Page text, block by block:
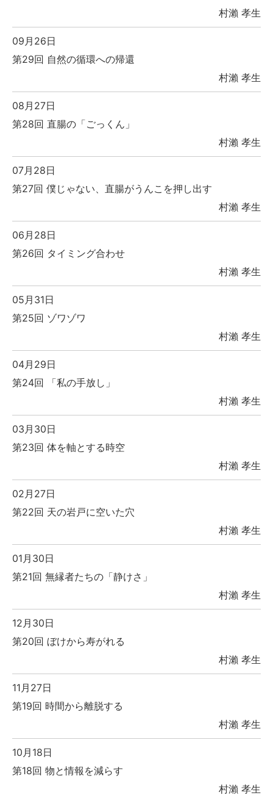
村瀨 孝生
09月26日
第29回 自然の循環への帰還
村瀨 孝生
08月27日
第28回 直腸の「ごっくん」
村瀨 孝生
07月28日
第27回 僕じゃない、直腸がうんこを押し出す
村瀨 孝生
06月28日
第26回 タイミング合わせ
村瀨 孝生
05月31日
第25回 ゾワゾワ
村瀨 孝生
04月29日
第24回 「私の手放し」
村瀨 孝生
03月30日
第23回 体を軸とする時空
村瀨 孝生
02月27日
第22回 天の岩戸に空いた穴
村瀨 孝生
01月30日
第21回 無縁者たちの「静けさ」
村瀨 孝生
12月30日
第20回 ぼけから寿がれる
村瀨 孝生
11月27日
第19回 時間から離脱する
村瀨 孝生
10月18日
第18回 物と情報を減らす
村瀨 孝生